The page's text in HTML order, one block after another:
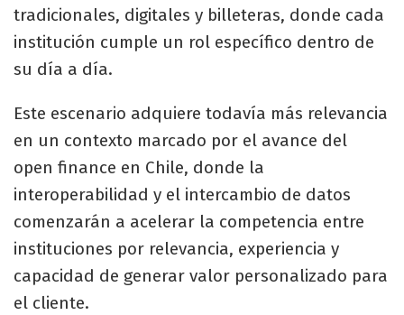
tradicionales, digitales y billeteras, donde cada
institución cumple un rol específico dentro de
su día a día.
Este escenario adquiere todavía más relevancia
en un contexto marcado por el avance del
open finance en Chile, donde la
interoperabilidad y el intercambio de datos
comenzarán a acelerar la competencia entre
instituciones por relevancia, experiencia y
capacidad de generar valor personalizado para
el cliente.